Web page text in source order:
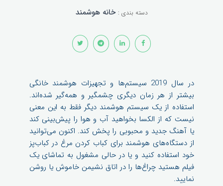
دسته بندی : خانه‌ هوشمند
در سال 2019 سیستم‌ها و تجهیزات هوشمند خانگی
بیشتر از هر زمان دیگری چشمگیر و همه‌گیر شده‌اند.
استفاده از یک سیستم هوشمند دیگر فقط به این معنی
نیست که از الکسا بخواهید آب و هوا را پیش‌بینی کند
یا آهنگ جدید و محبوبی را پخش کند. اکنون می‌توانید
از دستگاه‌های هوشمند برای کباب کردن مرغ در کباب‌پز
خود استفاده کنید و یا در حالی مشغول به تماشای یک
فیلم هستید چراغ‌ها را در اتاق نشیمن خاموش یا روشن
نمایید.